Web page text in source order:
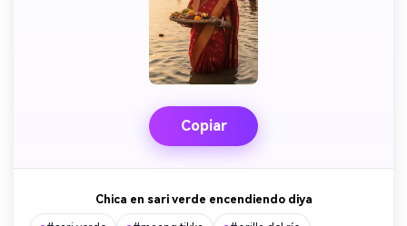
Copiar
Chica en sari verde encendiendo diya